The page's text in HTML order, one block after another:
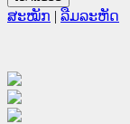
ສະໝັກ | ລືມລະຫັດ